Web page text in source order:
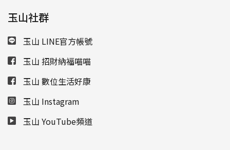
玉山社群
玉山 LINE官方帳號
玉山 招財納福喵喵
玉山 數位生活好康
玉山 Instagram
玉山 YouTube頻道